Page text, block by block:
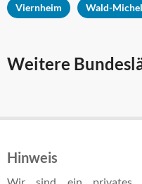
Viernheim Wald-
Weitere
Hinweis